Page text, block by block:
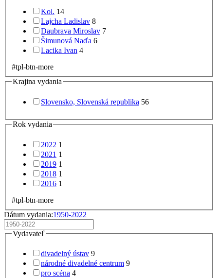
Kol. 14
Lajcha Ladislav 8
Daubrava Miroslav 7
Šimunová Naďa 6
Lacika Ivan 4
#tpl-btn-more
Krajina vydania
Slovensko, Slovenská republika 56
Rok vydania
2022 1
2021 1
2019 1
2018 1
2016 1
#tpl-btn-more
Dátum vydania:1950-2022
Vydavateľ
divadelný ústav 9
národné divadelné centrum 9
pro scéna 4